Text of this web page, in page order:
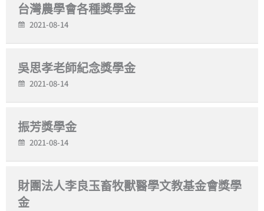
台灣農學會各種獎學金
2021-08-14
吳思孝老師紀念獎學金
2021-08-14
振芳獎學金
2021-08-14
財團法人李良玉畜牧獸醫學文教基金會獎學
金